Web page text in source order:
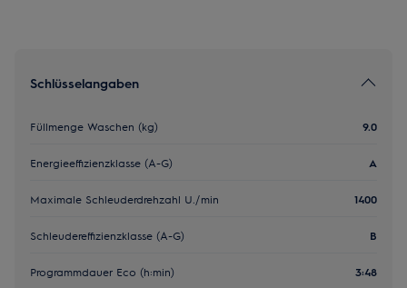
Schlüsselangaben
Füllmenge Waschen (kg) 9.0
Energieeffizienzklasse (A-G) A
Maximale Schleuderdrehzahl U./min 1400
Schleudereffizienzklasse (A-G) B
Programmdauer Eco (h:min) 3:48